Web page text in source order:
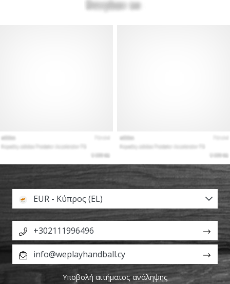
EUR - Κύπρος (EL)
+302111996496
info@weplayhandball.cy
Υποβολή αιτήματος ανάληψης